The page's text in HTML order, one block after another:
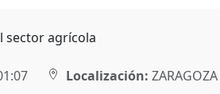
sector agrícola
Localización: ZARAGOZA